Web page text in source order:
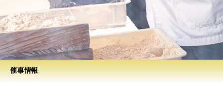
催事情報